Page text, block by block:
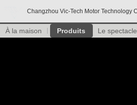
Changzhou Vic-Tech Motor Technology
À la maison Produits Le